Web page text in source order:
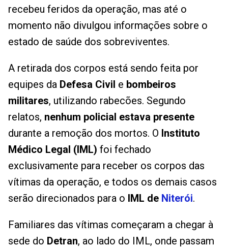
recebeu feridos da operação, mas até o
momento não divulgou informações sobre o
estado de saúde dos sobreviventes.
A retirada dos corpos está sendo feita por
equipes da Defesa Civil e bombeiros
militares, utilizando rabecões. Segundo
relatos, nenhum policial estava presente
durante a remoção dos mortos. O Instituto
Médico Legal (IML) foi fechado
exclusivamente para receber os corpos das
vítimas da operação, e todos os demais casos
serão direcionados para o IML de Niterói.
Familiares das vítimas começaram a chegar à
sede do Detran, ao lado do IML, onde passam